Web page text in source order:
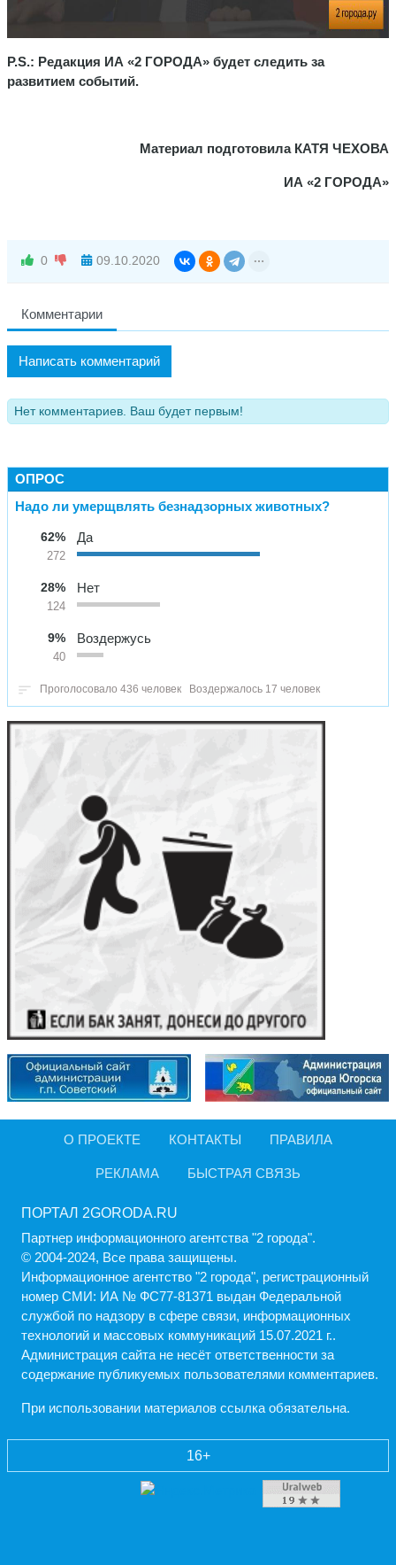
P.S.: Редакция ИА «2 ГОРОДА» будет следить за
развитием событий.
Материал подготовила КАТЯ ЧЕХОВА
ИА «2 ГОРОДА»
0 09.10.2020
Комментарии
Написать комментарий
Нет комментариев. Ваш будет первым!
ОПРОС
Надо ли умерщвлять безнадзорных животных?
62%
272
Да
28%
124
Нет
9%
40
Воздержусь
Проголосовало 436 человек Воздержалось 17 человек
О ПРОЕКТЕ КОНТАКТЫ ПРАВИЛА
РЕКЛАМА БЫСТРАЯ СВЯЗЬ
ПОРТАЛ 2GORODA.RU
Партнер информационного агентства "2 города".
© 2004-2024, Все права защищены.
Информационное агентство "2 города", регистрационный
номер СМИ: ИА № ФС77-81371 выдан Федеральной
службой по надзору в сфере связи, информационных
технологий и массовых коммуникаций 15.07.2021 г..
Администрация cайта не несёт ответственности за
содержание публикуемых пользователями комментариев.
При использовании материалов ссылка обязательна.
16+